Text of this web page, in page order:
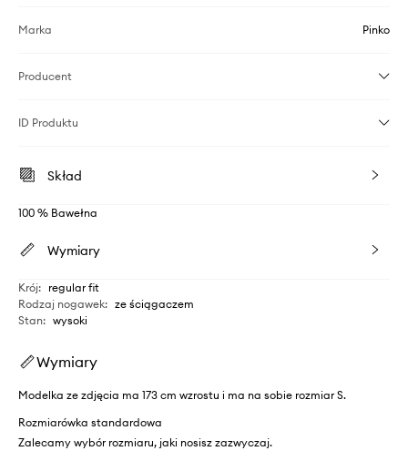
Marka Pinko
Producent
ID Produktu
Skład
100 % Bawełna
Wymiary
Krój: regular fit
Rodzaj nogawek: ze ściągaczem
Stan: wysoki
Wymiary
Modelka ze zdjęcia ma 173 cm wzrostu i ma na sobie rozmiar S.
Rozmiarówka standardowa
Zalecamy wybór rozmiaru, jaki nosisz zazwyczaj.